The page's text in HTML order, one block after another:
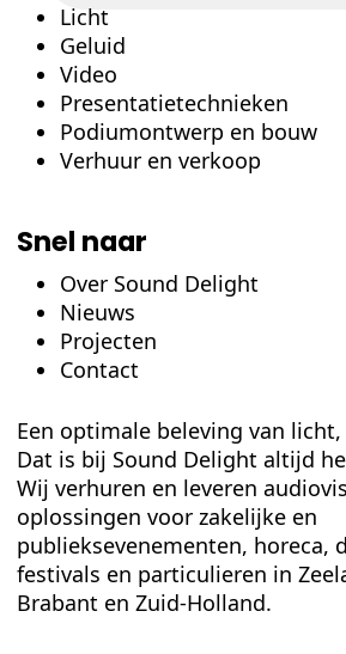
Licht
Geluid
Video
Presentatietechnieken
Podiumontwerp en bouw
Verhuur en verkoop
Snel naar
Over Sound Delight
Nieuws
Projecten
Contact
Een optimale beleving van
Dat is bij Sound Delight altijd
Wij verhuren en leveren
oplossingen voor zakelijke en
publieksevenementen, horeca,
festivals en particulieren in
Brabant en Zuid-Holland.